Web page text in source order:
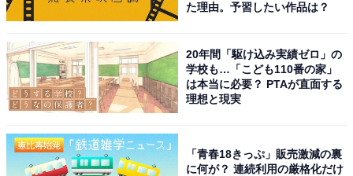
た理由。予習したい作品は？
20年間「駆け込み実績ゼロ」の
学校も…「こども110番の家」
は本当に必要？ PTAが直面する
理想と現実
「青春18きっぷ」販売激減の裏
に何が？ 連続利用の厳格化だけ